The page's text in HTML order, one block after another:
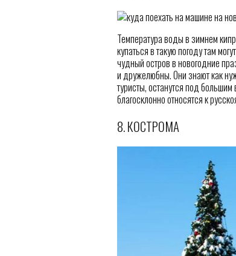
Температура воды в зимнем
купаться в такую погоду там
чудный остров в новогодние
и дружелюбны. Они знают как
туристы, останутся под большим
благосклонно относятся к
8. КОСТРОМА